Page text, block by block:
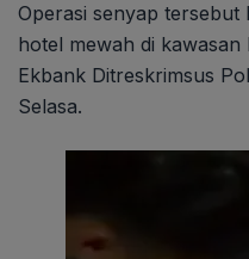
Operasi senyap tersebut
hotel mewah di
Ekbank Ditreskrimsus
Selasa.